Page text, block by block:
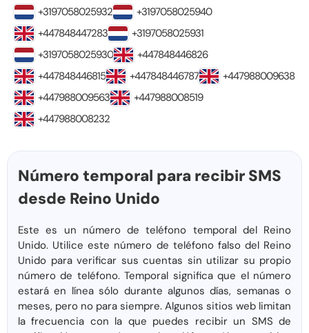
+3197058025932
+3197058025940
+447848447283
+3197058025931
+3197058025930
+447848446826
+447848446815
+447848446787
+447988009638
+447988009563
+447988008519
+447988008232
Número temporal para recibir SMS
desde Reino Unido
Este es un número de teléfono temporal del Reino
Unido. Utilice este número de teléfono falso del Reino
Unido para verificar sus cuentas sin utilizar su propio
número de teléfono. Temporal significa que el número
estará en línea sólo durante algunos días, semanas o
meses, pero no para siempre. Algunos sitios web limitan
la frecuencia con la que puedes recibir un SMS de